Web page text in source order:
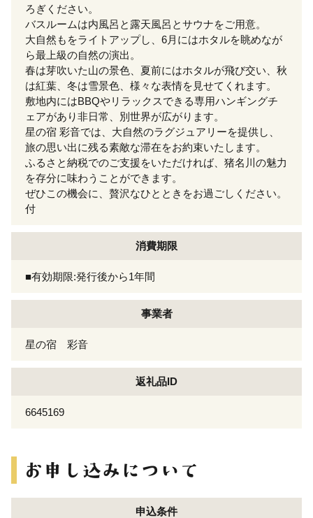
ろぎください。
バスルームは内風呂と露天風呂とサウナをご用意。
大自然もをライトアップし、6月にはホタルを眺めなが
ら最上級の自然の演出。
春は芽吹いた山の景色、夏前にはホタルが飛び交い、秋
は紅葉、冬は雪景色、様々な表情を見せてくれます。
敷地内にはBBQやリラックスできる専用ハンギングチ
ェアがあり非日常、別世界が広がります。
星の宿 彩音では、大自然のラグジュアリーを提供し、
旅の思い出に残る素敵な滞在をお約束いたします。
ふるさと納税でのご支援をいただければ、猪名川の魅力
を存分に味わうことができます。
ぜひこの機会に、贅沢なひとときをお過ごしください。
付
消費期限
■有効期限:発行後から1年間
事業者
星の宿 彩音
返礼品ID
6645169
申込条件